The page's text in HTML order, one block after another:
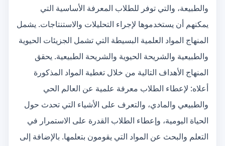
والطبيعة، والتي توفر للطلاب المعرفة الأساسية التي
يمكنهم أن يستخدموها لإجراء التحليلات والاستنتاجات. يشمل
المنهاج المواد العلمية البسيطة التي تشمل الجزيئات الحيوية
والطبيعية والشريحة الحيوية والشريحة الطبيعية. يحقق
المنهاج الأهداف التالية من خلال تغطية المواد المذكورة
أعلاه: لإعطاء الطلاب معرفة علمية عن العالم الحي
والطبيعي والمادي، والتعرف على الأشياء التي تحدث حول
الحياة اليومية، وإعطاء الطلاب القدرة على الاستمرار في
التعلم والبحث عن المواد التي يقومون بتعلمها. بالإضافة إلى